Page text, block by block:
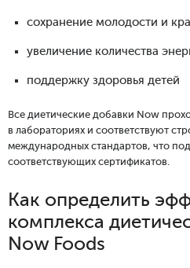
сохранение молодости и
увеличение количества
поддержку здоровья детей
Все диетические добавки Now
в лабораториях и соответствуют
международных стандартов, что
соответствующих сертификатов.
Как определить
комплекса
Now Foods